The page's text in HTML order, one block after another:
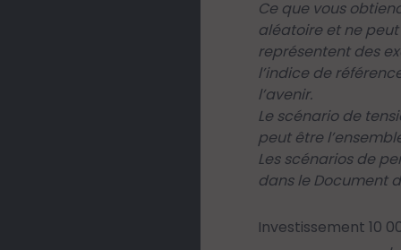
Ce que vous
aléatoire et ne
représentent des
l’indice de
l’avenir.
Le scénario de
peut être
Les scénarios de
dans le Document
Investissement 10